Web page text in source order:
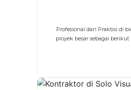
Profesional dan Praktisi di
proyek besar sebagai berikut